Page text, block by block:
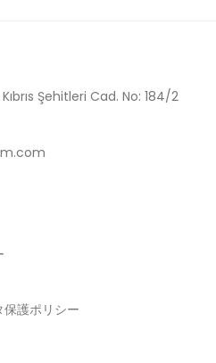
Şehitleri Cad. No: 184/2
護ポリシー